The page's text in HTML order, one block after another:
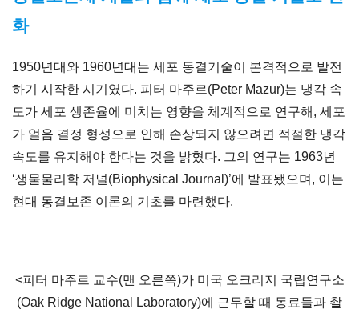
화
1950년대와 1960년대는 세포 동결기술이 본격적으로 발전
하기 시작한 시기였다. 피터 마주르(Peter Mazur)는 냉각 속
도가 세포 생존율에 미치는 영향을 체계적으로 연구해, 세포
가 얼음 결정 형성으로 인해 손상되지 않으려면 적절한 냉각
속도를 유지해야 한다는 것을 밝혔다. 그의 연구는 1963년
‘생물물리학 저널(Biophysical Journal)’에 발표됐으며, 이는
현대 동결보존 이론의 기초를 마련했다.
<피터 마주르 교수(맨 오른쪽)가 미국 오크리지 국립연구소
(Oak Ridge National Laboratory)에 근무할 때 동료들과 촬